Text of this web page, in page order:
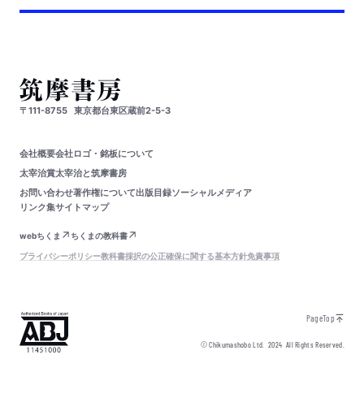
〒111-8755 東京都台東区蔵前2-5-3
会社概要会社ロゴ・銘板について
太宰治賞太宰治と筑摩書房
お問い合わせ著作権について出版目録ソーシャルメディア
リンク集サイトマップ
webちくま
ちくまの教科書
プライバシーポリシー教科書採択の公正確保に関する基本方針免責事項
PageTop
© Chikumashobo Ltd.2024 All Rights Reserved.